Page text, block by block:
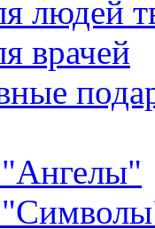
людей
врачей